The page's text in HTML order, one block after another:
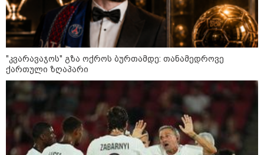
21:03 / 05-08-2026
"კვარავაჯოს" გზა ოქროს ბურთამდე: თანამედროვე
ქართული ზღაპარი